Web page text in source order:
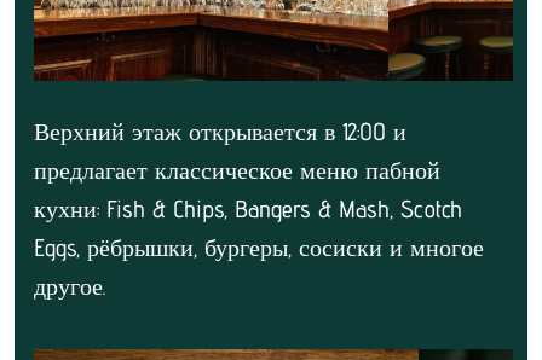
Верхний этаж открывается в 12:00 и
предлагает классическое меню пабной
кухни: Fish & Chips, Bangers & Mash, Scotch
Eggs, рёбрышки, бургеры, сосиски и многое
другое.